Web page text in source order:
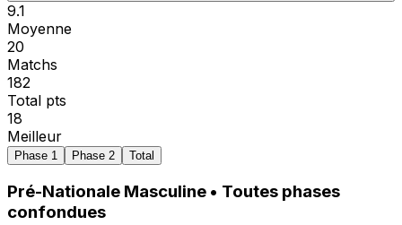
9.1
Moyenne
20
Matchs
182
Total pts
18
Meilleur
Phase 1 Phase 2 Total
Pré-Nationale Masculine • Toutes phases
confondues